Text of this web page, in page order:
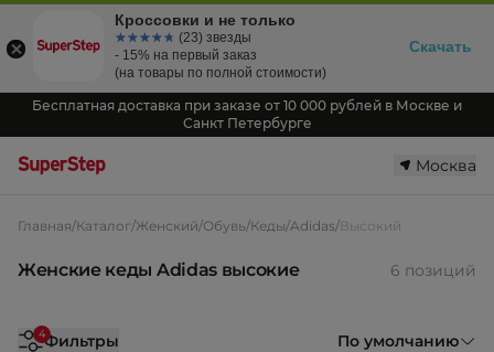
Бесплатная доставка при заказе от 10 000 рублей в Москве и
Санкт Петербурге
Москва
Главная/Каталог/Женский/Обувь/Кеды/Adidas/Высокий
Женские кеды Adidas высокие 6 позиций
4Фильтры По умолчанию
Кроссовки и не только
☆☆☆☆☆
★★★★★ (23) звезды
- 15% на первый заказ
(на товары по полной стоимости)
Скачать